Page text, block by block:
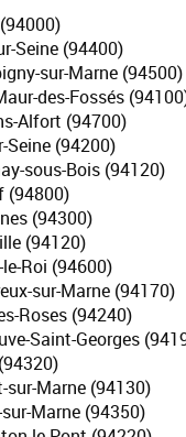
Seine (94400)
sur-Marne (94500)
des-Fossés
Alfort (94700)
Seine (94200)
sous-Bois (94120)
(94800)
(94300)
(94120)
Roi (94600)
sur-Marne (94170)
Roses (94240)
Saint-Georges
sur-Marne (94130)
Marne (94350)